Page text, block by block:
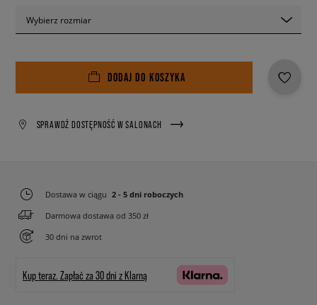
Wybierz rozmiar
DODAJ DO KOSZYKA
SPRAWDŹ DOSTĘPNOŚĆ W SALONACH
Dostawa w ciągu 2 - 5 dni roboczych
Darmowa dostawa od 350 zł
30 dni na zwrot
Kup teraz. Zapłać za 30 dni z Klarną